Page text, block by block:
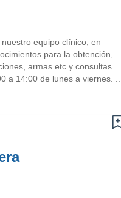
equipo clínico, en
para la obtención,
armas etc y consultas
a 14:00 de lunes a viernes. ...